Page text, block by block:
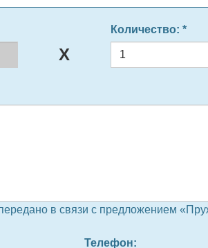
Количество: *
в связи с предложением
Телефон: